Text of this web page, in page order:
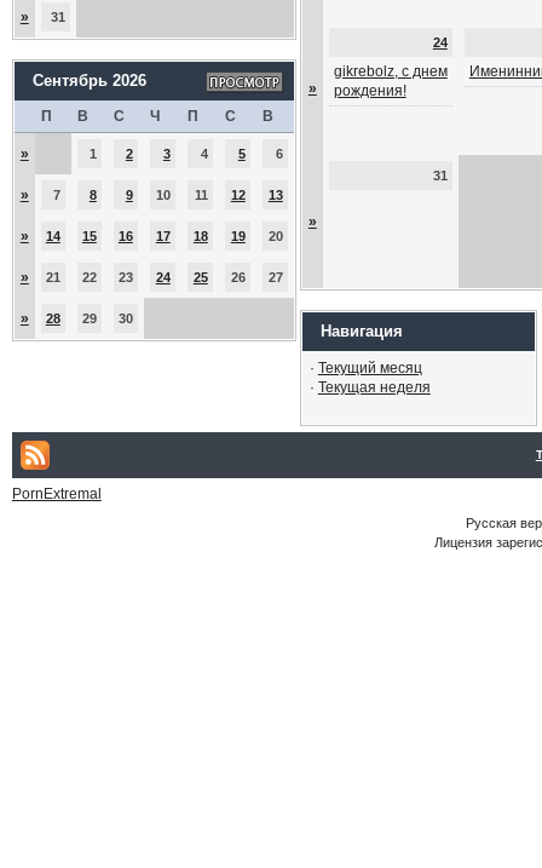
» 31
Сентябрь 2026
П В С Ч П С В
» 1 2 3 4 5 6
» 7 8 9 10 11 12 13
» 14 15 16 17 18 19 20
» 21 22 23 24 25 26 27
» 28 29 30
»
24
gikrebolz, с днем
рождения!
»
31
Навигация
· Текущий месяц
· Текущая неделя
PornExtremal
Русская
Лицензия